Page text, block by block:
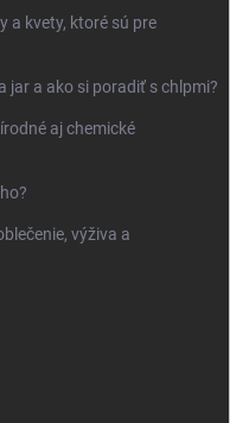
a kvety, ktoré sú pre
jar a ako si poradiť s chlpmi?
aj chemické
výživa a